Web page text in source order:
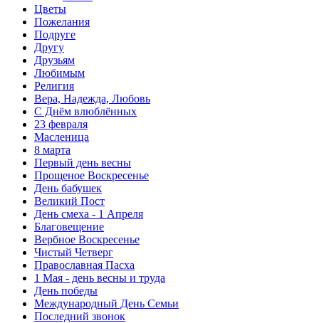
Цветы
Пожелания
Подруге
Другу
Друзьям
Любимым
Религия
Вера, Надежда, Любовь
С Днём влюблённых
23 февраля
Масленица
8 марта
Первый день весны
Прощеное Воскресенье
День бабушек
Великий Пост
День смеха - 1 Апреля
Благовещение
Вербное Воскресенье
Чистый Четверг
Православная Пасха
1 Мая - день весны и труда
День победы
Международный День Семьи
Последний звонок